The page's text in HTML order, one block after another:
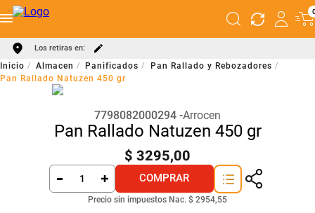
Los retiras en:
Almacen Panificados
Pan Rallado y Rebozadores
Pan Rallado Natuzen 450 gr
7798082000294 Arrocen
Pan Rallado Natuzen 450 gr
$ 3295,00
COMPRAR
Precio sin impuestos Nac. $ 2954,55